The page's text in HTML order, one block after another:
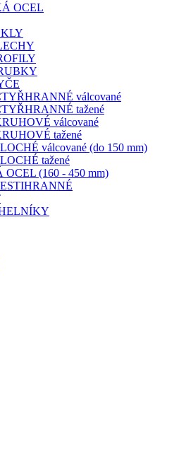
OCEL
válcované
tažené
válcované
tažené
válcované (do 150 mm)
tažené
OCEL (160 - 450 mm)